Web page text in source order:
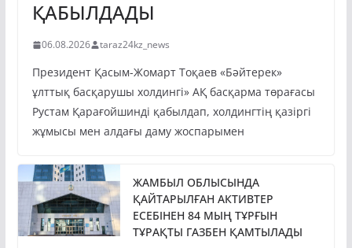
ҚАБЫЛДАДЫ
06.08.2026 taraz24kz_news
Президент Қасым-Жомарт Тоқаев «Бәйтерек»
ұлттық басқарушы холдингі» АҚ басқарма төрағасы
Рустам Қарағойшинді қабылдап, холдингтің қазіргі
жұмысы мен алдағы даму жоспарымен
ЖАМБЫЛ ОБЛЫСЫНДА
ҚАЙТАРЫЛҒАН АКТИВТЕР
ЕСЕБІНЕН 84 МЫҢ ТҰРҒЫН
ТҰРАҚТЫ ГАЗБЕН ҚАМТЫЛАДЫ